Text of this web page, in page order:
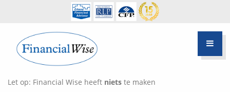
Let op: Financial Wise heeft niets te maken